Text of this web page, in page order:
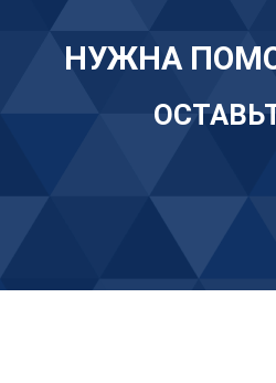
НУЖНА